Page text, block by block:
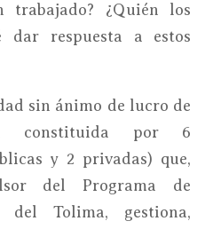
trabajado? ¿Quién los
dar respuesta a estos
sin ánimo de lucro de
constituida por 6
y 2 privadas) que,
del Programa de
Tolima, gestiona,